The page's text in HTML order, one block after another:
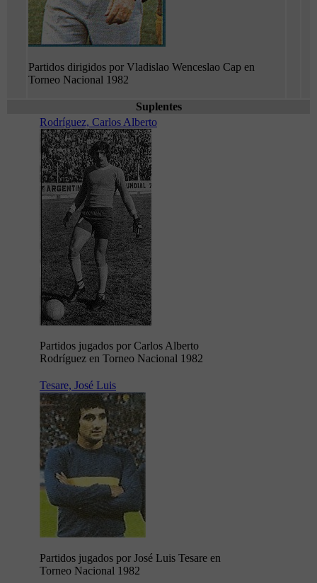
Partidos dirigidos por Vladislao Wenceslao Cap en
Torneo Nacional 1982
Suplentes
Rodríguez, Carlos Alberto
Partidos jugados por Carlos Alberto
Rodríguez en Torneo Nacional 1982
Tesare, José Luis
Partidos jugados por José Luis Tesare en
Torneo Nacional 1982